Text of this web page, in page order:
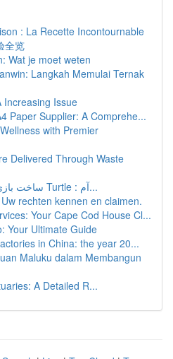
: La Recette Incontournable
全览
Wat je moet weten
Langkah Memulai Ternak
Increasing Issue
Paper Supplier: A Comprehe...
with Premier
Delivered Through Waste
ساخت بازی مار با زبان پایتون و Turtle : آم...
rechten kennen en claimen.
Your Cape Cod House Cl...
Your Ultimate Guide
in China: the year 20...
Maluku dalam Membangun
A Detailed R...